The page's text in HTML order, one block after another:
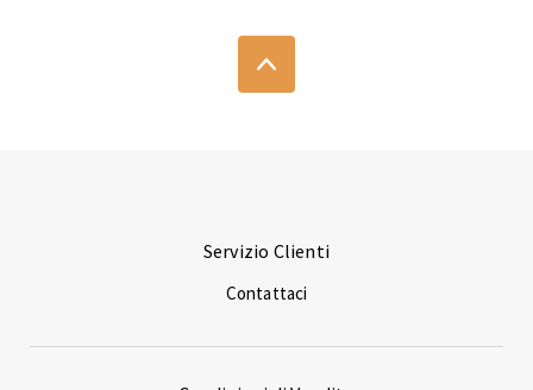
Servizio Clienti
Contattaci